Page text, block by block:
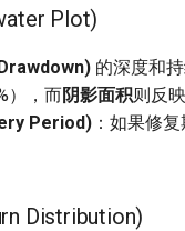
Plot)
的深度和
），而阴影面积则反
Period) ：如果修
Distribution)